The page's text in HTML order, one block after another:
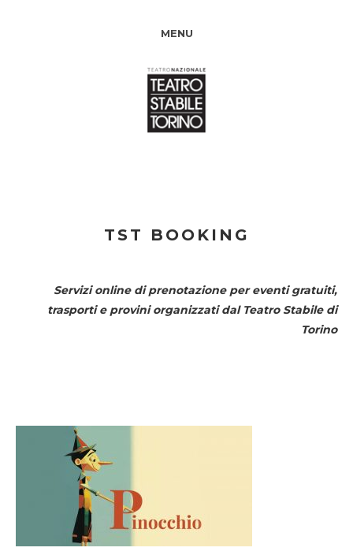
MENU
TST BOOKING
Servizi online di prenotazione per eventi gratuiti,
trasporti e provini organizzati dal Teatro Stabile di
Torino